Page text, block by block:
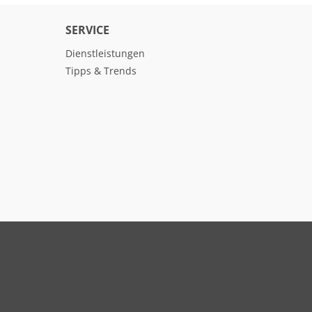
SERVICE
Dienstleistungen
Tipps & Trends